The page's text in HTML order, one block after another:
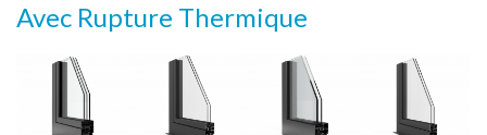
Avec Rupture Thermique